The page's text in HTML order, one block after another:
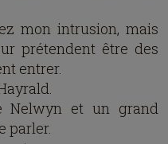
mon intrusion, mais
prétendent être des
entrer.
Nelwyn et un grand
parler.